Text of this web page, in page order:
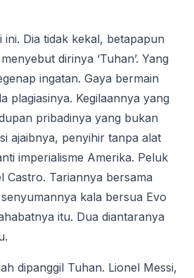
Dia tidak kekal, betapapun
dirinya ‘Tuhan’. Yang
ingatan. Gaya bermain
plagiasinya. Kegilaannya yang
pribadinya yang bukan
ajaibnya, penyihir tanpa alat
imperialisme Amerika. Peluk
Castro. Tariannya bersama
kala bersua Evo
itu. Dua diantaranya
dipanggil Tuhan. Lionel Messi,